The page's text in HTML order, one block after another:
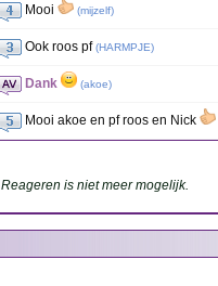
Mooi (mijzelf)
Ook roos pf (HARMPJE)
Dank (akoe)
Mooi akoe en pf roos en Nick
Reageren is niet meer mogelijk.